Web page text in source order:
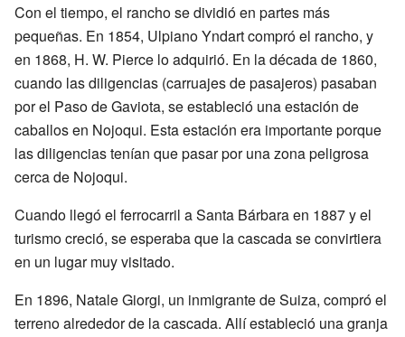
Con el tiempo, el rancho se dividió en partes más
pequeñas. En 1854, Ulpiano Yndart compró el rancho, y
en 1868, H. W. Pierce lo adquirió. En la década de 1860,
cuando las diligencias (carruajes de pasajeros) pasaban
por el Paso de Gaviota, se estableció una estación de
caballos en Nojoqui. Esta estación era importante porque
las diligencias tenían que pasar por una zona peligrosa
cerca de Nojoqui.
Cuando llegó el ferrocarril a Santa Bárbara en 1887 y el
turismo creció, se esperaba que la cascada se convirtiera
en un lugar muy visitado.
En 1896, Natale Giorgi, un inmigrante de Suiza, compró el
terreno alrededor de la cascada. Allí estableció una granja